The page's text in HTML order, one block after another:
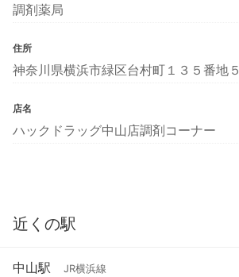
調剤薬局
住所
神奈川県横浜市緑区台村町１３５番地５
店名
ハックドラッグ中山店調剤コーナー
近くの駅
中山駅 JR横浜線